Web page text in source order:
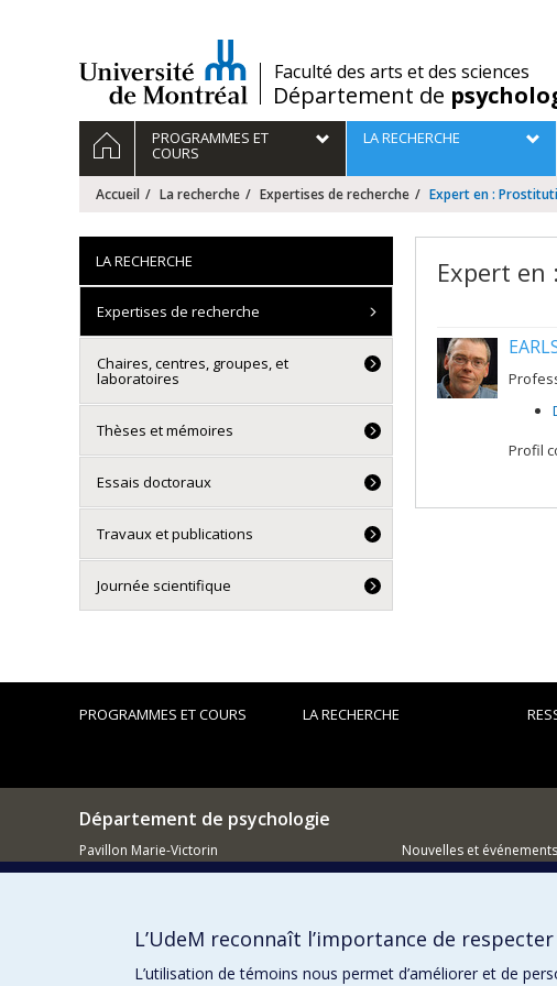
/Faculté des arts et des sciences
Département de
Navigation
principale
ACCUEILPROGRAMMES ET
COURS
LA RECHERCHE
Accueil La recherche Expertises de recherche Expert en :
Expert
Profil
LA RECHERCHE
Expertises de recherche
Chaires, centres, groupes, et
laboratoires
Thèses et mémoires
Essais doctoraux
Travaux et publications
Journée scientifique
PROGRAMMES ET COURS LA RECHERCHE
Département de psychologie
Pavillon Marie-Victorin
90, avenue Vincent d'Indy
514 343-6972
Nouvelles et événements
L’UdeM reconnaît l’importance de
L’utilisation de témoins nous permet d’améliorer et de